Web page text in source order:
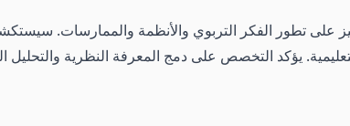
على تطور الفكر التربوي والأنظمة والممارسات.
يؤكد التخصص على دمج المعرفة النظرية والتحليل